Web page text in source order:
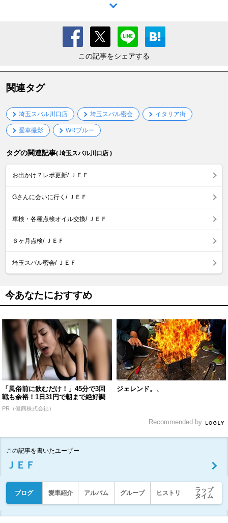
この記事をシェアする
関連タグ
埼玉スバル川口店 埼玉スバル密会 イタリア街
愛車撮影 WRブルー
タグの関連記事( 埼玉スバル川口店 )
お出かけ？レポ更新/ ＪＥＦ
Gさんに会いに行く/ ＪＥＦ
車検・各種点検オイル交換/ ＪＥＦ
６ヶ月点検/ ＪＥＦ
埼玉スバル密会/ ＪＥＦ
今あなたにおすすめ
「風俗前に飲むだけ！」45分で3回
戦も余裕！1日31円で朝まで絶好調
PR（健商株式会社）
ジェレンド。、
Recommended by
この記事を書いたユーザー
ＪＥＦ
ブログ 愛車紹介 アルバム グループ ヒストリ
ラップ
タイム